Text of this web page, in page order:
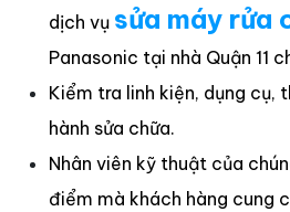
dịch vụ sửa máy rửa
Panasonic tại nhà Quận 11
Kiểm tra linh kiện, dụng cụ,
hành sửa chữa.
Nhân viên kỹ thuật của
điểm mà khách hàng cung